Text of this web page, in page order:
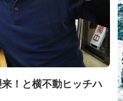
！と横不動ヒッチハ